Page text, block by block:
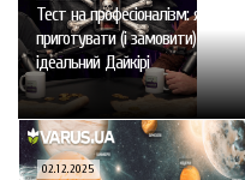
Тест на професіоналізм: як
приготувати (і замовити)
ідеальний Дайкірі
02.12.2025